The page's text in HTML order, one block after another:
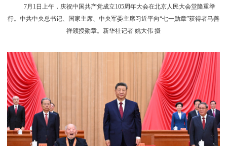
7月1日上午，庆祝中国共产党成立105周年大会在北京人民大会堂隆重举
行。中共中央总书记、国家主席、中央军委主席习近平向“七一勋章”获得者马善
祥颁授勋章。新华社记者 姚大伟 摄